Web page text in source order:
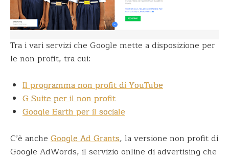
Tra i vari servizi che Google mette a disposizione per
le non profit, tra cui:
Il programma non profit di YouTube
G Suite per il non profit
Google Earth per il sociale
C’è anche Google Ad Grants, la versione non profit di
Google AdWords, il servizio online di advertising che